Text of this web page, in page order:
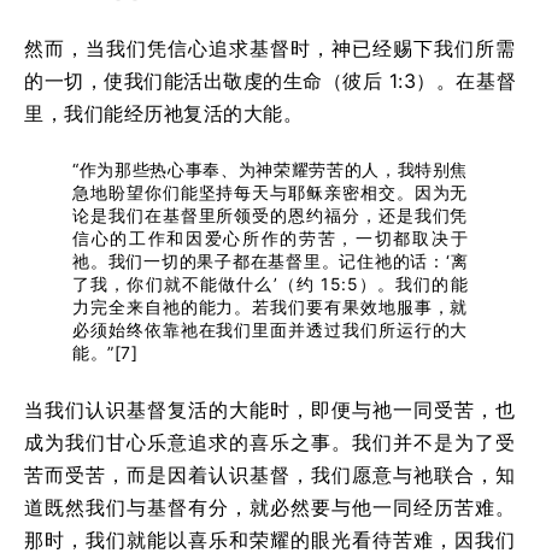
然而，当我们凭信心追求基督时，神已经赐下我们所需
的一切，使我们能活出敬虔的生命（彼后 1:3）。在基督
里，我们能经历祂复活的大能。
“作为那些热心事奉、为神荣耀劳苦的人，我特别焦
急地盼望你们能坚持每天与耶稣亲密相交。因为无
论是我们在基督里所领受的恩约福分，还是我们凭
信心的工作和因爱心所作的劳苦，一切都取决于
祂。我们一切的果子都在基督里。记住祂的话：‘离
了我，你们就不能做什么’（约 15:5）。我们的能
力完全来自祂的能力。若我们要有果效地服事，就
必须始终依靠祂在我们里面并透过我们所运行的大
能。”[7]
当我们认识基督复活的大能时，即便与祂一同受苦，也
成为我们甘心乐意追求的喜乐之事。我们并不是为了受
苦而受苦，而是因着认识基督，我们愿意与祂联合，知
道既然我们与基督有分，就必然要与他一同经历苦难。
那时，我们就能以喜乐和荣耀的眼光看待苦难，因我们